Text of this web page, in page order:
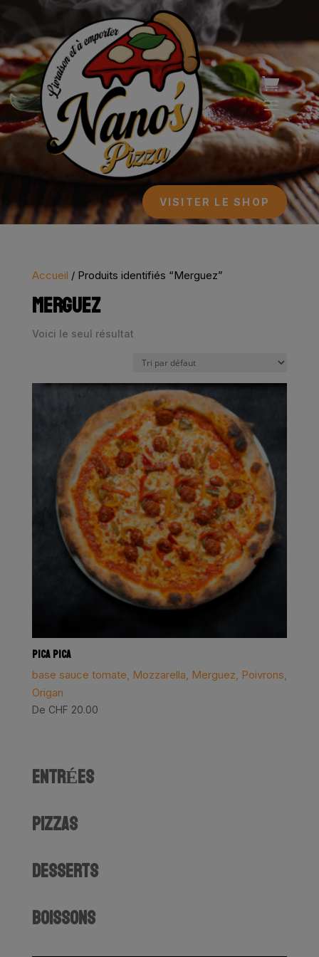
VISITER LE SHOP
Accueil / Produits identifiés “Merguez”
MERGUEZ
Voici le seul résultat
PICA PICA
base sauce tomate, Mozzarella, Merguez, Poivrons,
Origan
De CHF 20.00
ENTRÉES
PIZZAS
DESSERTS
BOISSONS